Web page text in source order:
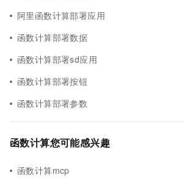
阿里函数计算部署应用
函数计算部署数据
函数计算部署sd应用
函数计算部署按钮
函数计算部署参数
函数计算您可能感兴趣
函数计算mcp